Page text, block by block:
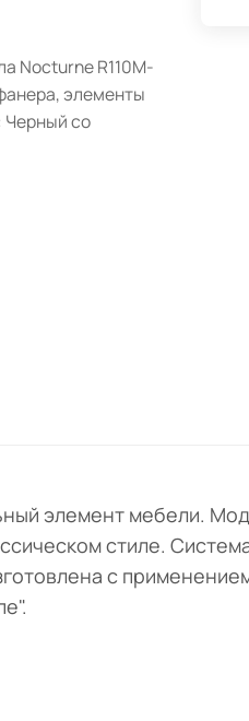
Nocturne R110M-
элементы
Черный со
элемент мебели.
стиле.
с